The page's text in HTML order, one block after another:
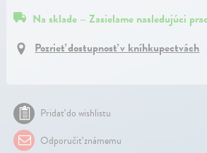
Na sklade – Zasielame nasledujúci
Pozrieť dostupnosť v kníhkupectvách
Pridať do wishlistu
Odporučiť známemu